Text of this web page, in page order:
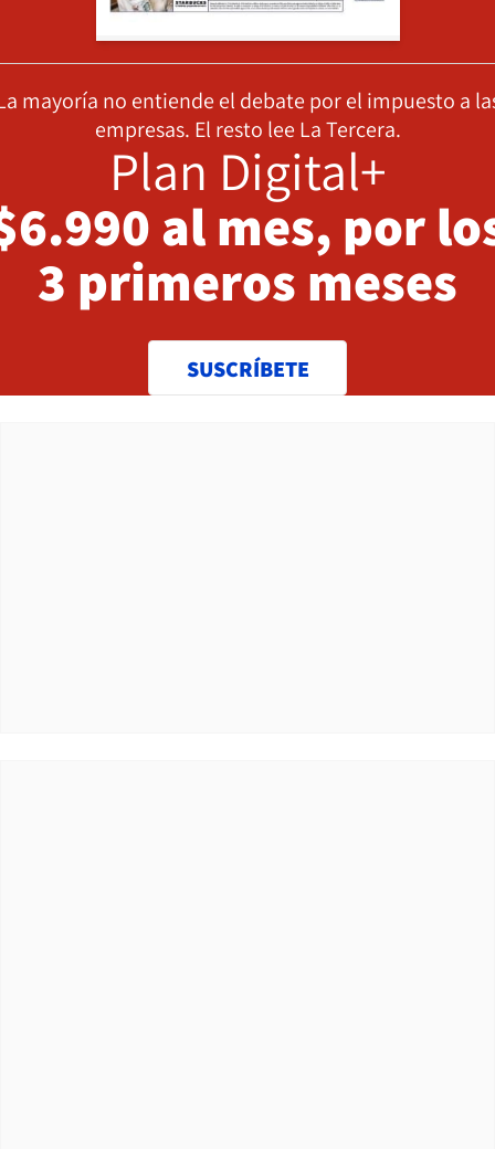
mayoría no entiende el debate por el impuesto a
empresas. El resto lee La Tercera.
Plan Digital+
al mes, por
3 primeros meses
SUSCRÍBETE